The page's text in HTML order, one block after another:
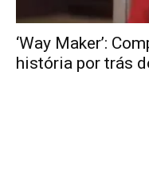
‘Way Maker’:
história por trás